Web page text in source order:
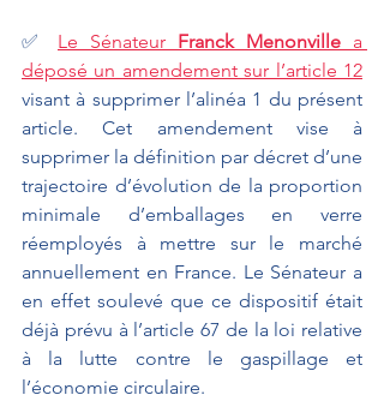
✅ Le Sénateur Franck Menonville a
déposé un amendement sur l’article 12
visant à supprimer l’alinéa 1 du présent
article. Cet amendement vise à
supprimer la définition par décret d’une
trajectoire d’évolution de la proportion
minimale d’emballages en verre
réemployés à mettre sur le marché
annuellement en France. Le Sénateur a
en effet soulevé que ce dispositif était
déjà prévu à l’article 67 de la loi relative
à la lutte contre le gaspillage et
l’économie circulaire.